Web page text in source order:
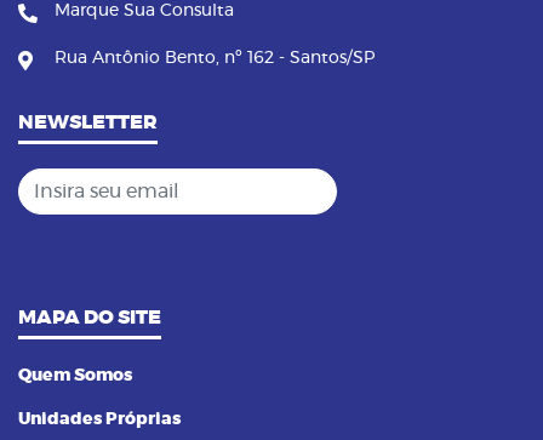
Marque Sua Consulta
Rua Antônio Bento, nº 162 - Santos/SP
NEWSLETTER
Insira seu email
MAPA DO SITE
Quem Somos
Unidades Próprias